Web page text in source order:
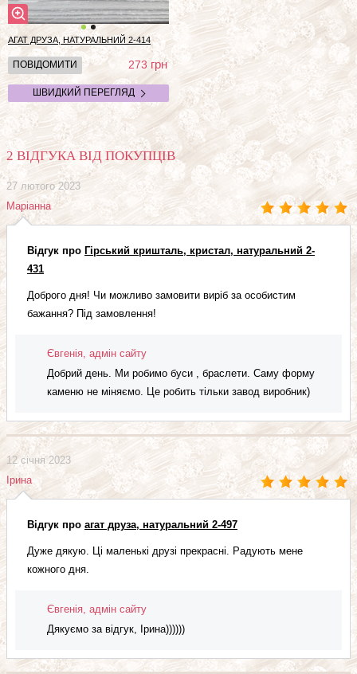
АГАТ ДРУЗА, НАТУРАЛЬНИЙ 2-414
ПОВІДОМИТИ 273грн
ШВИДКИЙ ПЕРЕГЛЯД
2 ВІДГУКА ВІД ПОКУПЦІВ
27 лютого 2023
Маріанна
Відгук про Гірський кришталь, кристал, натуральний 2-
431
Доброго дня! Чи можливо замовити виріб за особистим
бажання? Під замовлення!
Євгенія, адмін сайту
Добрий день. Ми робимо буси , браслети. Саму форму
каменю не міняємо. Це робить тільки завод виробник)
12 січня 2023
Ірина
Відгук про агат друза, натуральний 2-497
Дуже дякую. Ці маленькі друзі прекрасні. Радують мене
кожного дня.
Євгенія, адмін сайту
Дякуємо за відгук, Ірина))))))